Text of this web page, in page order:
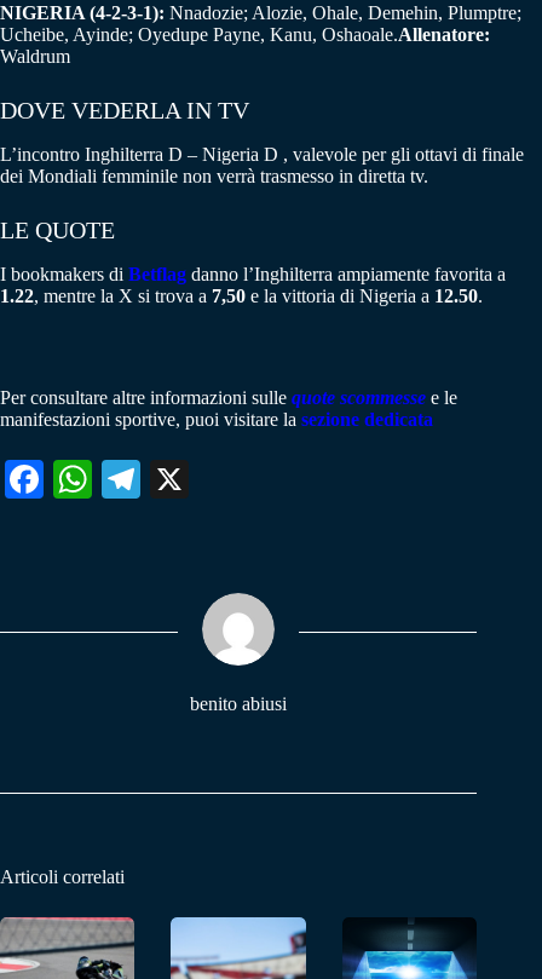
NIGERIA (4-2-3-1): Nnadozie; Alozie, Ohale, Demehin, Plumptre;
Ucheibe, Ayinde; Oyedupe Payne, Kanu, Oshaoale.Allenatore:
Waldrum
DOVE VEDERLA IN TV
L’incontro Inghilterra D – Nigeria D , valevole per gli ottavi di finale
dei Mondiali femminile non verrà trasmesso in diretta tv.
LE QUOTE
I bookmakers di Betflag danno l’Inghilterra ampiamente favorita a
1.22, mentre la X si trova a 7,50 e la vittoria di Nigeria a 12.50.
Per consultare altre informazioni sulle quote scommesse e le
manifestazioni sportive, puoi visitare la sezione dedicata
Fa W
pp
Te
m
benito abiusi
Articoli correlati